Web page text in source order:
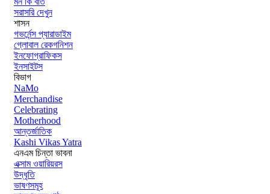
সরাসরি দেখুন
শাসন
গভর্নেন্স প্যারাডাইম
গ্লোবাল রেকগনিশন
ইনফোগ্রাফিকস
ইনসাইটস
বিভাগ
NaMo
Merchandise
Celebrating
Motherhood
আন্তর্জাতিক
Kashi Vikas Yatra
এনএম চিন্তা ভাবনা
এক্সাম ওয়ারিয়রস
উদ্ধৃতি
ভাষণসমূহ